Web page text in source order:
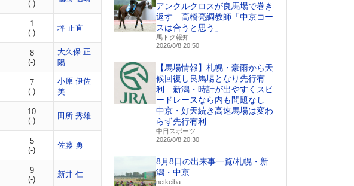
(-)
1
(-)
坪 正直
8
(-)
大久保 正
陽
7
(-)
小原 伊佐
美
10
(-)
田所 秀雄
5
(-)
佐藤 勇
9
(-)
新井 仁
アンクルクロスが良馬場で巻き
返す 高橋亮調教師「中京コー
スは合うと思う」
馬トク報知
2026/8/8 20:50
【馬場情報】札幌・豪雨から天
候回復し良馬場となり先行有
利 新潟・時計が出やすくスピ
ードレースなら内も問題なし
中京・好天続き高速馬場は変わ
らず先行有利
中日スポーツ
2026/8/8 20:30
8月8日の出来事一覧/札幌・新
潟・中京
netkeiba